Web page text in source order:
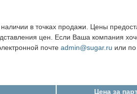
в точках продажи. Цены
цен. Если Ваша компания
почте admin@sugar.ru или
Цена за